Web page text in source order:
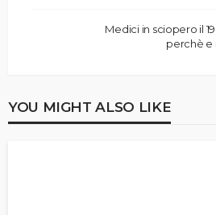
Medici in sciopero il
perchè e
YOU MIGHT ALSO LIKE